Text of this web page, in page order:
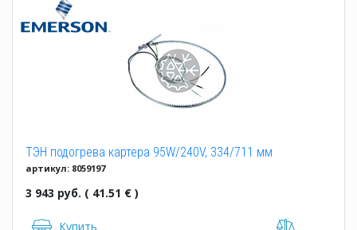
ТЭН подогрева картера 95W/240V, 334/711 мм
артикул: 8059197
3 943 руб. ( 41.51 € )
Купить